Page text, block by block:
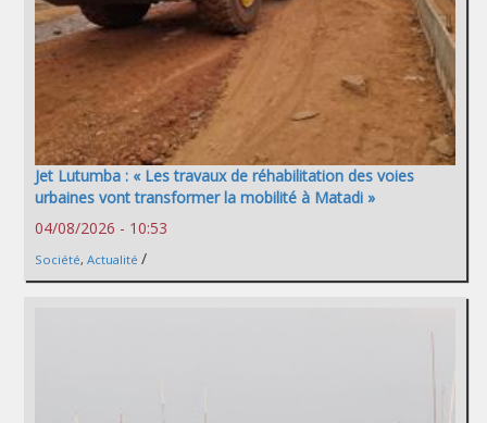
Jet Lutumba : « Les travaux de réhabilitation des voies
urbaines vont transformer la mobilité à Matadi »
04/08/2026 - 10:53
Société, Actualité /